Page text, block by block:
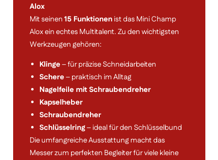
Alox
Mit seinen15 Funktionenist das Mini Champ
Alox ein echtes Multitalent. Zu den wichtigsten
Werkzeugen gehören:
Klinge– für präzise Schneidarbeiten
Schere– praktisch im Alltag
Nagelfeile mit Schraubendreher
Kapselheber
Schraubendreher
Schlüsselring– ideal für den Schlüsselbund
Die umfangreiche Ausstattung macht das
Messer zum perfekten Begleiter für viele kleine